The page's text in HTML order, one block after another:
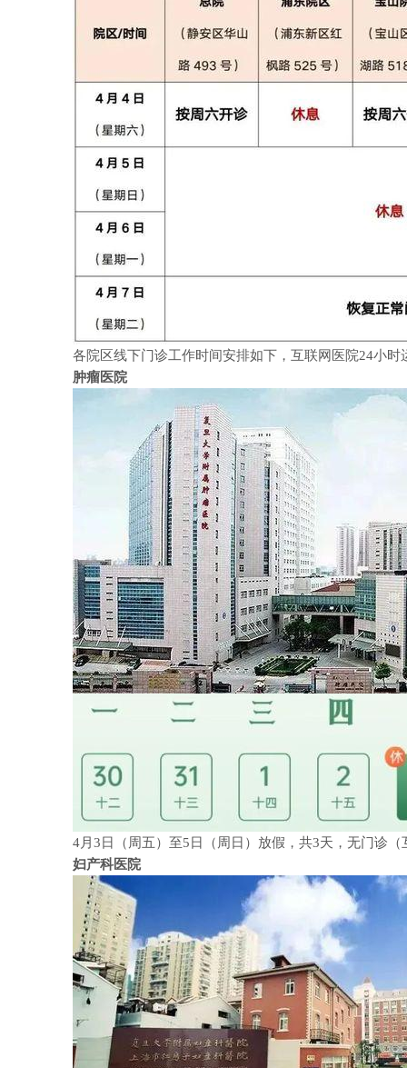
各院区线下门诊工作时间安排如下，互联网医院24小时
肿瘤医院
4月3日（周五）至5日（周日）放假，共3天，无门诊
妇产科医院